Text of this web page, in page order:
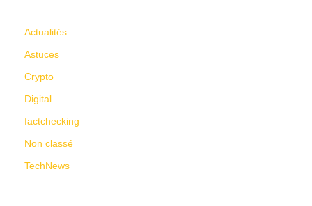
Actualités
Astuces
Crypto
Digital
factchecking
Non classé
TechNews